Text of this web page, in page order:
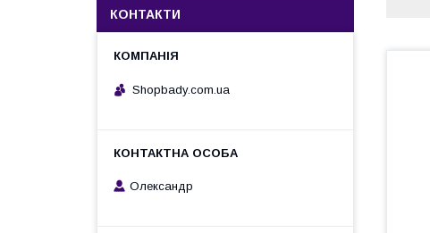
КОНТАКТИ
Shopbady.com.ua
Олександр